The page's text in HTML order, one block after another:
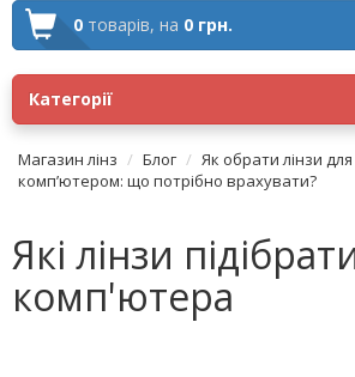
0 товарів, на 0 грн.
Категорії
Магазин лінз Блог
Як обрати лінзи
комп’ютером: що потрібно врахувати?
Які лінзи
комп'ютера